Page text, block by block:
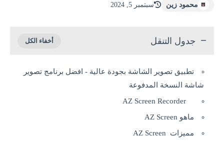
محمود زين سبتمبر 5, 2024
جدول التنقل
تطبيق تصوير الشاشة بجودة عالية - افضل برنامج تصوير
شاشة النسخة المدفوعة
ماهو AZ Screen
مميزات AZ Screen